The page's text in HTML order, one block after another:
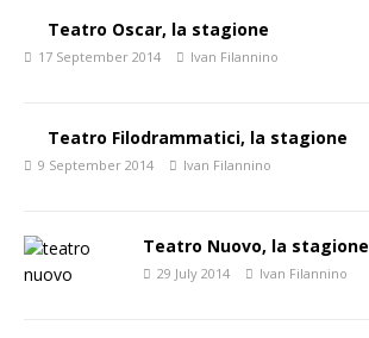
Teatro Oscar, la stagione
17 September 2014 Ivan Filannino
Teatro Filodrammatici, la stagione
9 September 2014 Ivan Filannino
Teatro Nuovo, la stagione
29 July 2014 Ivan Filannino